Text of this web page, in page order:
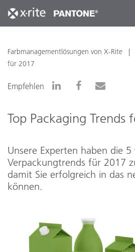
Farbmanagementlösungen von X-Rite
für 2017
Empfehlen
Top Packaging Trends
Unsere Experten haben die
Verpackungtrends für 2017
damit Sie erfolgreich in das
können.